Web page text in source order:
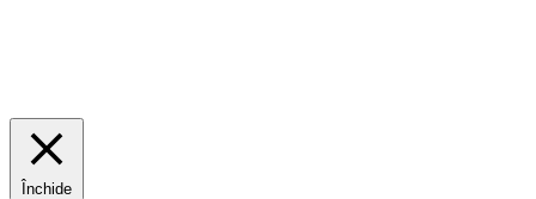
Închide